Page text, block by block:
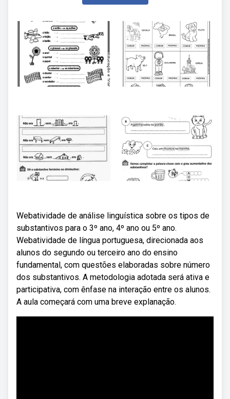
Webatividade de análise linguística sobre os tipos de
substantivos para o 3º ano, 4º ano ou 5º ano.
Webatividade de língua portuguesa, direcionada aos
alunos do segundo ou terceiro ano do ensino
fundamental, com questões elaboradas sobre número
dos substantivos. A metodologia adotada será ativa e
participativa, com ênfase na interação entre os alunos.
A aula começará com uma breve explanação.